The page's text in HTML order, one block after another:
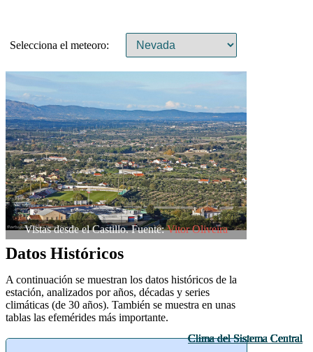
Selecciona el meteoro:
Vistas desde el Castillo. Fuente:Vitor Oliveira
Datos Históricos
A continuación se muestran los datos históricos de la
estación, analizados por años, décadas y series
climáticas (de 30 años). También se muestra en unas
tablas las efemérides más importante.
Clima del Sistema Central
Clima del Sistema Central
Clima del Sistema Central
Clima del Sistema Central
Clima del Sistema Central
Clima del Sistema Central
Clima del Sistema Central
Clima del Sistema Central
Clima del Sistema Central
Clima del Sistema Central
Clima del Sistema Central
Clima del Sistema Central